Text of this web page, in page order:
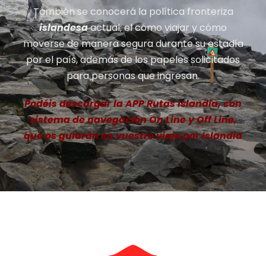
También se conocerá la política fronteriza
islandesaactual; el cómo viajar y cómo
moverse de manera segura durante su estadía
por el país, además de los papeles solicitados
para personas que ingresan.
Podéis descargar la APP Rutas Islandia, con
sistema de navegación On Line y Off Line,
que os guiarán en vuestro viaje por Islandia